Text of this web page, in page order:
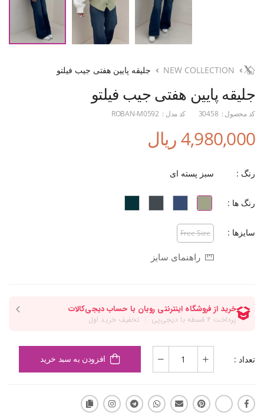
NEW COLLECTION جلیقه پایین هفتی جیب فیلتو
جلیقه پایین هفتی جیب فیلتو
کد محصول : 30458 کد مدل : ROBAN-M0592
4,980,000 ریال
رنگ : سبز پسته ای
رنگ ها :
سایزها : Free Size
راهنمای سایز
تعداد : افزودن به سبد خرید